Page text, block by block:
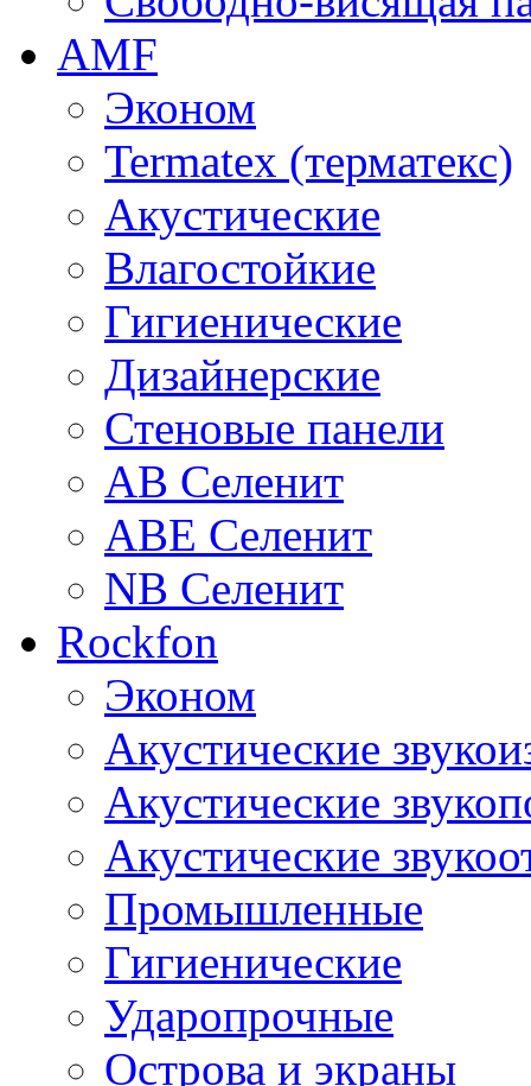
AMF
Эконом
Termatex (терматекс)
Акустические
Влагостойкие
Гигиенические
Дизайнерские
Стеновые панели
AB Селенит
ABE Селенит
NB Селенит
Rockfon
Эконом
Акустические
Акустические
Акустические
Промышленные
Гигиенические
Ударопрочные
Острова и экраны